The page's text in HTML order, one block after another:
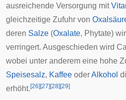
ausreichende Versorgung mit
gleichzeitige Zufuhr von
deren Salze (Oxalate, Phytate)
verringert. Ausgeschieden wird
wobei unter anderem eine hohe
Speisesalz, Kaffee oderAlkohol
erhöht. [26] [27] [28] [29]